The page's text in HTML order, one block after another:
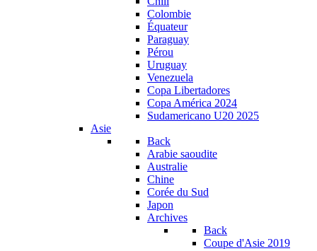
Colombie
Équateur
Paraguay
Pérou
Uruguay
Venezuela
Copa Libertadores
Copa América 2024
Sudamericano U20 2025
Asie
Back
Arabie saoudite
Australie
Chine
Corée du Sud
Japon
Archives
Back
Coupe d'Asie 2019